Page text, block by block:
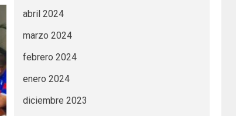
abril 2024
marzo 2024
febrero 2024
enero 2024
diciembre 2023